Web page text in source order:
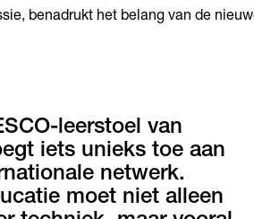
benadrukt het belang van de
leerstoel van
iets unieks toe aan
netwerk.
moet niet alleen